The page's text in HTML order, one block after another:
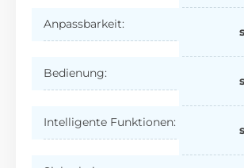
Anpassbarkeit:
Bedienung:
Intelligente Funktionen: